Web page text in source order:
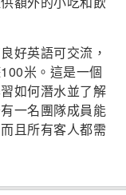
好英語可交流，
米。這是一個
如何潛水並了解
一名團隊成員能
且所有客人都需